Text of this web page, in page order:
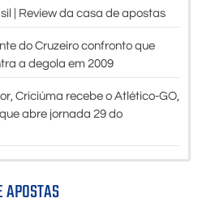
| Review da casa de apostas
do Cruzeiro confronto que
a degola em 2009
Criciúma recebe o Atlético-GO,
abre jornada 29 do
APOSTAS